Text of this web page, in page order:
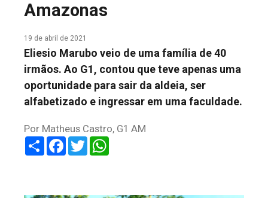
Amazonas
19 de abril de 2021
Eliesio Marubo veio de uma família de 40
irmãos. Ao G1, contou que teve apenas uma
oportunidade para sair da aldeia, ser
alfabetizado e ingressar em uma faculdade.
Por Matheus Castro, G1 AM
ShareFacebook
Twitter